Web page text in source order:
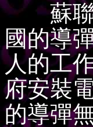
蘇聯絕
國的導
人的工
府安裝
的導彈